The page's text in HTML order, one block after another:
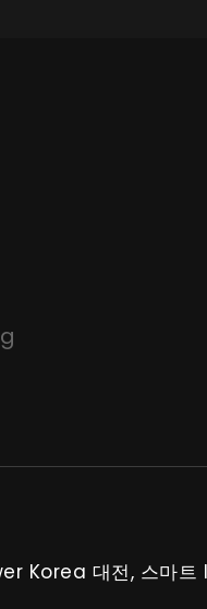
대전, 스마트 ICT 기업